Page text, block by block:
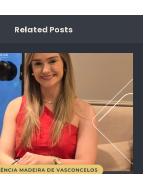
Related Posts